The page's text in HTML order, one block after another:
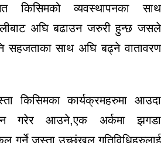
किसिमको व्यवस्थापनका साथ
अघि बढाउन जरुरी हुन्छ जसले
सहजताका साथ अघि बढ्ने वातावरण
किसिमका कार्यक्रमहरुमा आउदा
गरेर आउने,एक अर्कमा झगडा
गर्ने जस्ता उच्छृंखल गतिविधिहरुलाई